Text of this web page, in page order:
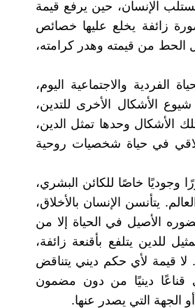
الإنسان، حين يرفع قيمة
زائفة يخلع عليها خصائص
الحط من قيمته وهدر كرامته،
الفردية والاجتماعية اليوم،
الأشكال الأخرى للتدين،
الأشكال وحدها تمثل الدين،
في حياة شخصيات روحية
وجوديًا خاصًا للكائن البشري،
يتأنسن الإنسان بالأخلاق،
الأصيل في الحياة إلا من
للدين يتلفع بأقنعة زائفة،
لا قيمة لأي حكم ديني يتناقض
قناعًا دينيًا من دون مضمون
الجهة التي يصدر عنها.